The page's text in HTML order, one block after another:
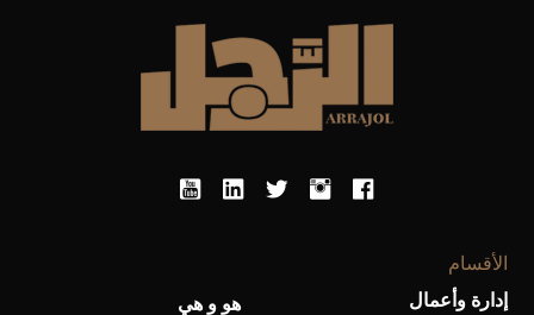
الأقسام
إدارة وأعمال
هو و هي